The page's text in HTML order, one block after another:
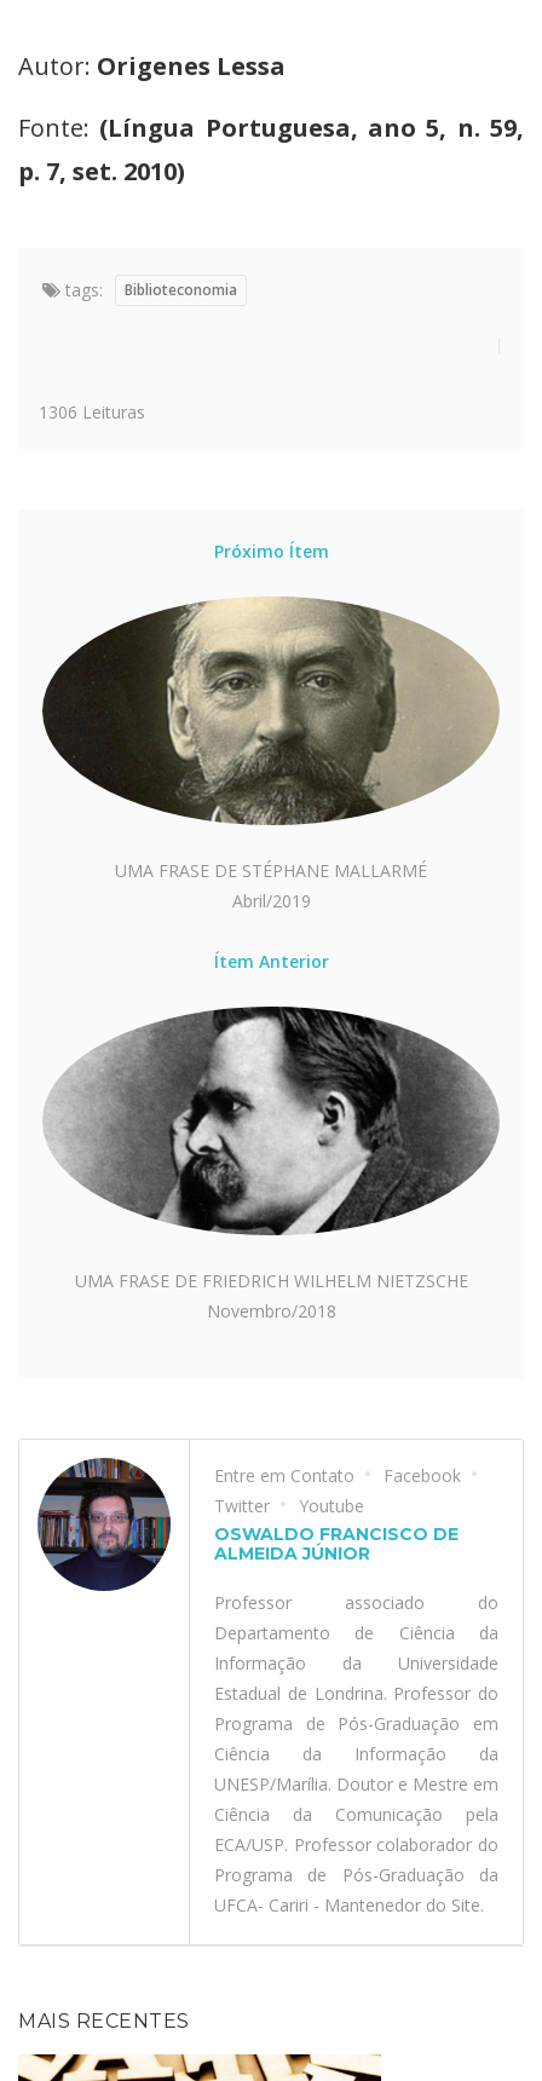
Autor: Origenes Lessa
Fonte: (Língua Portuguesa, ano 5, n. 59,
p. 7, set. 2010)
tags: Biblioteconomia
1306 Leituras
Próximo Ítem
UMA FRASE DE STÉPHANE MALLARMÉ
Abril/2019
Ítem Anterior
UMA FRASE DE FRIEDRICH WILHELM NIETZSCHE
Novembro/2018
Entre em Contato
Facebook
Twitter
Youtube
OSWALDO FRANCISCO DE
ALMEIDA JÚNIOR
Professor associado do
Departamento de Ciência da
Informação da Universidade
Estadual de Londrina. Professor do
Programa de Pós-Graduação em
Ciência da Informação da
UNESP/Marília. Doutor e Mestre em
Ciência da Comunicação pela
ECA/USP. Professor colaborador do
Programa de Pós-Graduação da
UFCA- Cariri - Mantenedor do Site.
MAIS RECENTES